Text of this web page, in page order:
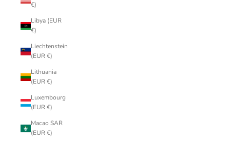
€)
Libya (EUR
€)
Liechtenstein
(EUR €)
Lithuania
(EUR €)
Luxembourg
(EUR €)
Macao SAR
(EUR €)